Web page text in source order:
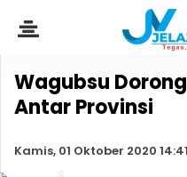
Wagubsu
Antar Provinsi
Kamis, 01 Oktober 2020